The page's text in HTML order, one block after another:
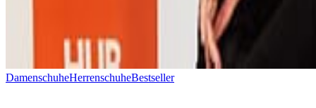
DamenschuheHerrenschuheBestseller